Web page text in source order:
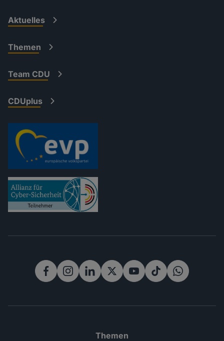
Aktuelles
Themen
Team CDU
CDUplus
Themen